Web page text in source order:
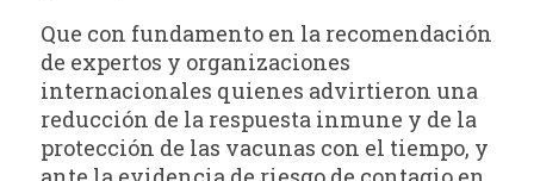
Que con fundamento en la recomendación
de expertos y organizaciones
internacionales quienes advirtieron una
reducción de la respuesta inmune y de la
protección de las vacunas con el tiempo, y